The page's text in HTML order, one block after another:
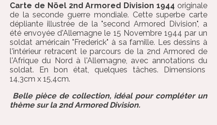
Carte de Nöel 2nd Armored Division 1944 originale
de la seconde guerre mondiale. Cette superbe carte
dépliante illustrée de la "second Armored Division", a
été envoyée d'Allemagne le 15 Novembre 1944 par un
soldat américain "Frederick" à sa famille. Les dessins à
l'intérieur retracent le parcours de la 2nd Armored de
l'Afrique du Nord à l'Allemagne, avec annotations du
soldat. En bon état, quelques tâches. Dimensions
14,3cm x 15,4cm.
Belle pièce de collection, idéal pour compléter un
thème sur la 2nd Armored Division.